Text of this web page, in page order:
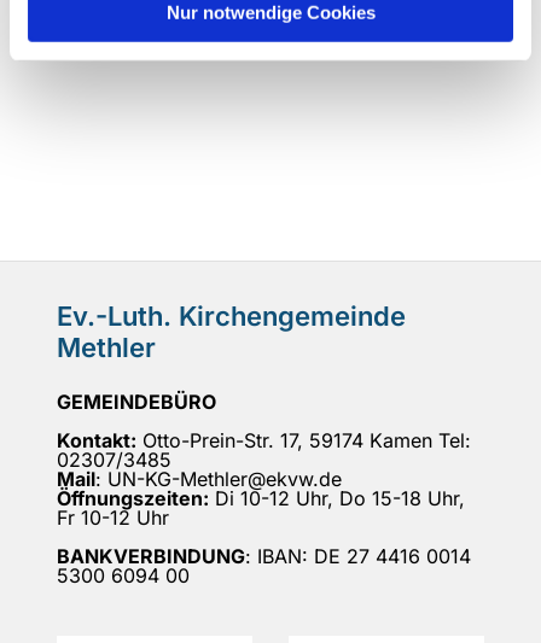
Nur notwendige Cookies
Ev.-Luth. Kirchengemeinde
Methler
GEMEINDEBÜRO
Kontakt: Otto-Prein-Str. 17, 59174 Kamen Tel:
02307/3485
Mail: UN-KG-Methler@ekvw.de
Öffnungszeiten: Di 10-12 Uhr, Do 15-18 Uhr,
Fr 10-12 Uhr
BANKVERBINDUNG: IBAN: DE 27 4416 0014
5300 6094 00